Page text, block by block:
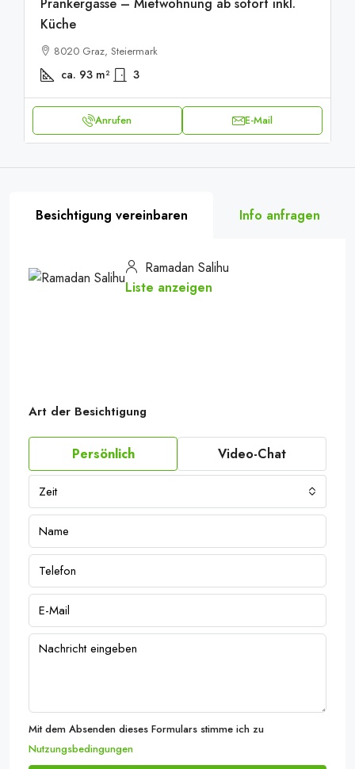
20251001_093638220_iOS
20251001_093644955_iOS
20251001_093652387_iOS
Küche
8020 Graz, Steiermark
ca. 93 m² 3
Anrufen E-Mail
Besichtigung vereinbaren Info anfragen
Ramadan Salihu
Liste anzeigen
Art der Besichtigung
Persönlich Video-Chat
Zeit
Mit dem Absenden dieses Formulars stimme ich zu
Nutzungsbedingungen